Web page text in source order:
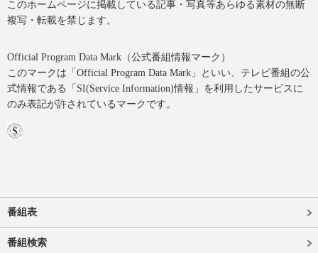
このホームページに掲載している記事・写真等あらゆる素材の無断
複写・転載を禁じます。
Official Program Data Mark（公式番組情報マーク）
このマークは「Official Program Data Mark」といい、テレビ番組の公
式情報である「SI(Service Information)情報」を利用したサービスに
のみ表記が許されているマークです。
番組表
番組検索